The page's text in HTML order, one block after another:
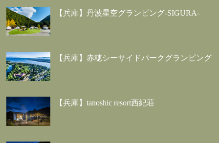
【兵庫】丹波星空グランピング-SIGURA-
【兵庫】赤穂シーサイドパークグランピング
【兵庫】tanoshic resort西紀荘